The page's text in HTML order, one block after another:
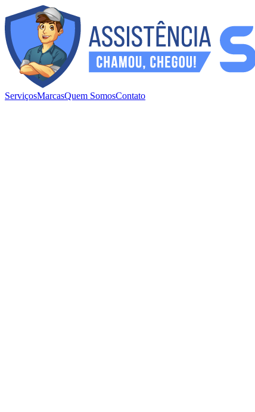
ServiçosMarcasQuem SomosContato